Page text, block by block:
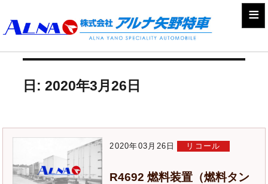
≡
日:2020年3月26日
2020年03月26日 リコール
R4692 燃料装置（燃料タン